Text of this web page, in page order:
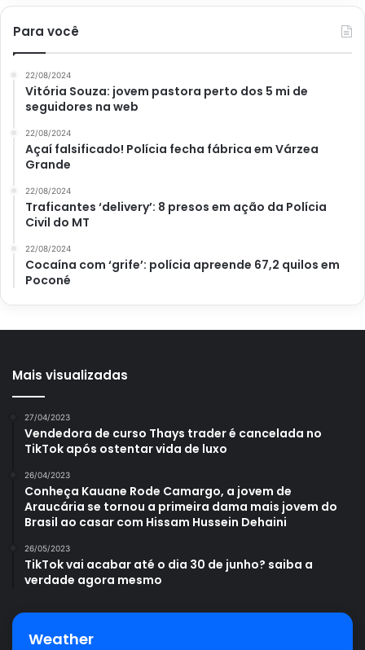
Para você
22/08/2024
Vitória Souza: jovem pastora perto dos 5 mi de
seguidores na web
22/08/2024
Açaí falsificado! Polícia fecha fábrica em Várzea
Grande
22/08/2024
Traficantes ‘delivery’: 8 presos em ação da Polícia
Civil do MT
22/08/2024
Cocaína com ‘grife’: polícia apreende 67,2 quilos em
Poconé
Mais visualizadas
27/04/2023
Vendedora de curso Thays trader é cancelada no
TikTok após ostentar vida de luxo
26/04/2023
Conheça Kauane Rode Camargo, a jovem de
Araucária se tornou a primeira dama mais jovem do
Brasil ao casar com Hissam Hussein Dehaini
26/05/2023
TikTok vai acabar até o dia 30 de junho? saiba a
verdade agora mesmo
Weather